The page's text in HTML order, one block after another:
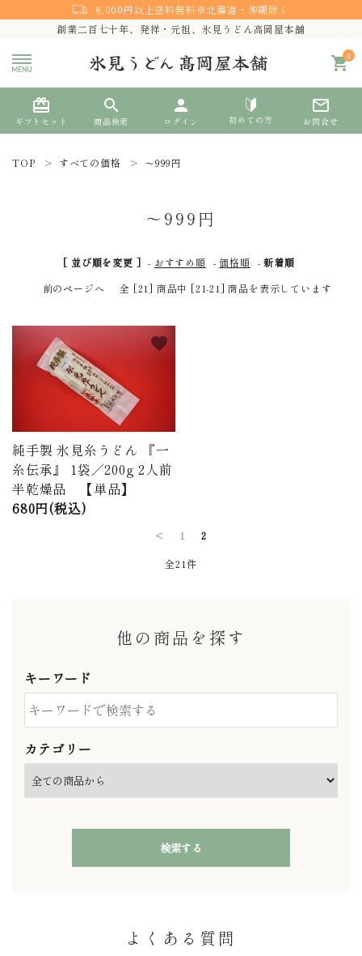
8,000円以上送料無料※北海道・沖縄除く
創業二百七十年、発祥・元祖、氷見うどん高岡屋本舗
0
shopping_cart
card_giftcard
ギフトセット
search
商品検索
person
ログイン 初めての方
mail_outline
お問合せ
ACCOUNT MENU
ログイン person 新規会員登録
商品から探す
ご利用ガイド
プライバシーポリシー
TOP すべての価格 ～999円
～999円
[ 並び順を変更 ] - おすすめ順 -価格順 -新着順
前のページへ
全 [21] 商品中 [21-21] 商品を表示しています
純手製 氷見糸うどん 『一
糸伝承』 1袋／200g 2人前
半乾燥品 【単品】
680円(税込)
favorite
< 1 2
全21件
他の商品を探す
キーワード
カテゴリー
検索する
よくある質問